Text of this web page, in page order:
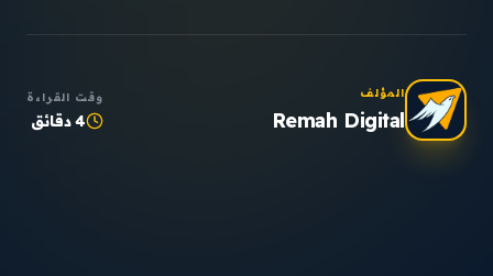
المؤلف
Remah Digital
وقت القراءة
4 دقائق